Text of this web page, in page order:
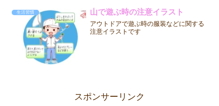
生活習慣 山で遊ぶ時の注意イラスト
アウトドアで遊ぶ時の服装などに関する
注意イラストです
スポンサーリンク